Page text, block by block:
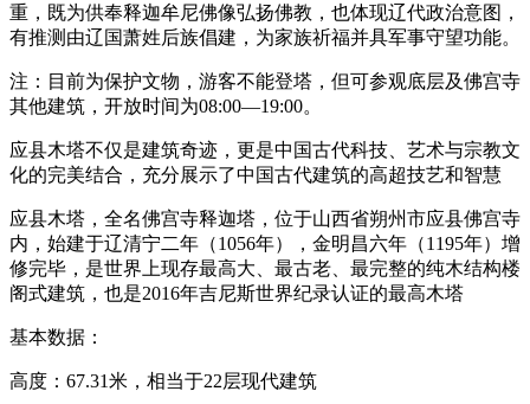
重，既为供奉释迦牟尼佛像弘扬佛教，也体现辽代政治意图，
有推测由辽国萧姓后族倡建，为家族祈福并具军事守望功能。
注：目前为保护文物，游客不能登塔，但可参观底层及佛宫寺
其他建筑，开放时间为08:00—19:00。
应县木塔不仅是建筑奇迹，更是中国古代科技、艺术与宗教文
化的完美结合，充分展示了中国古代建筑的高超技艺和智慧
应县木塔，全名佛宫寺释迦塔，位于山西省朔州市应县佛宫寺
内，始建于辽清宁二年（1056年），金明昌六年（1195年）增
修完毕，是世界上现存最高大、最古老、最完整的纯木结构楼
阁式建筑，也是2016年吉尼斯世界纪录认证的最高木塔
基本数据：
高度：67.31米，相当于22层现代建筑